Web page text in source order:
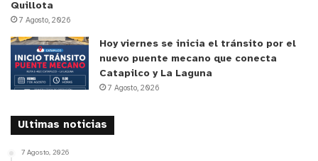
entornos naturales alejados de los centros
urbanos, la asistente de producción deHerencia
Gillian Faúndez Cavieres, detalló las dinámicas de
trabajo del equipo:
implica enfrentar varios desafíos. En nuestro caso,
uno de los más importantes fue coordinar los
Quillota
7 Agosto, 2026
Hoy viernes se inicia el tránsito por el
nuevo puente mecano que conecta
Catapilco y La Laguna
7 Agosto, 2026
Ultimas noticias
7 Agosto, 2026